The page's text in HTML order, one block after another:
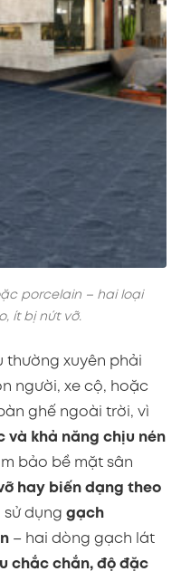
porcelain – hai loại
ít bị nứt vỡ.
thường xuyên phải
người, xe cộ, hoặc
ghế ngoài trời, vì
và khả năng chịu nén
bảo bề mặt sân
hay biến dạng theo
sử dụng gạch
– hai dòng gạch lát
chắc chắn, độ đặc